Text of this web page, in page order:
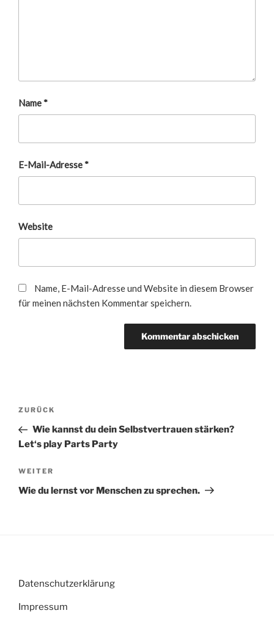
Name*
E-Mail-Adresse*
Website
Name, E-Mail-Adresse und Website in diesem Browser
für meinen nächsten Kommentar speichern.
Beitragsnavigation
Vorheriger
Beitrag
ZURÜCK
Wie kannst du dein Selbstvertrauen stärken?
Let‘s play Parts Party
Nächster
Beitrag
WEITER
Wie du lernst vor Menschen zu sprechen.
Datenschutzerklärung
Impressum